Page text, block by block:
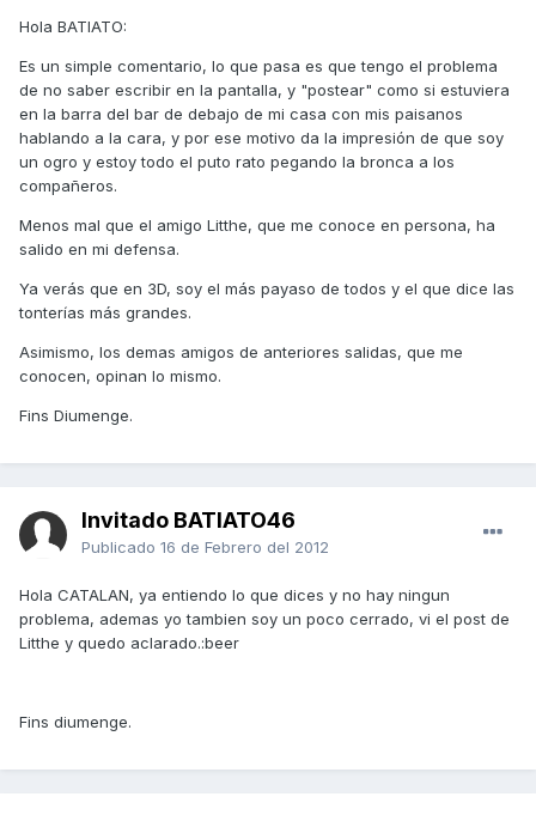
Hola BATIATO:
Es un simple comentario, lo que pasa es que tengo el problema
de no saber escribir en la pantalla, y "postear" como si estuviera
en la barra del bar de debajo de mi casa con mis paisanos
hablando a la cara, y por ese motivo da la impresión de que soy
un ogro y estoy todo el puto rato pegando la bronca a los
compañeros.
Menos mal que el amigo Litthe, que me conoce en persona, ha
salido en mi defensa.
Ya verás que en 3D, soy el más payaso de todos y el que dice las
tonterías más grandes.
Asimismo, los demas amigos de anteriores salidas, que me
conocen, opinan lo mismo.
Fins Diumenge.
Invitado BATIATO46
Publicado 16 de Febrero del 2012
Hola CATALAN, ya entiendo lo que dices y no hay ningun
problema, ademas yo tambien soy un poco cerrado, vi el post de
Litthe y quedo aclarado.:beer
Fins diumenge.